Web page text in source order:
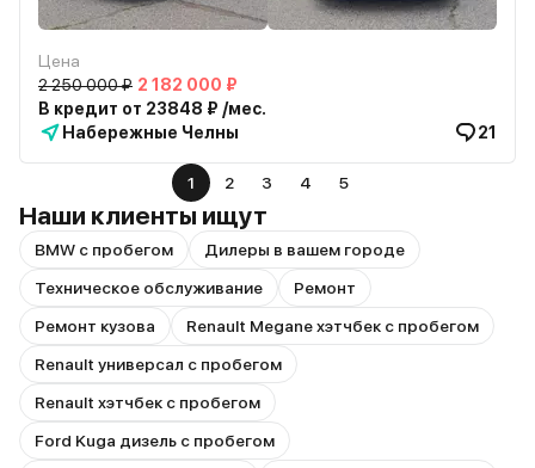
Цена
2 250 000 ₽ 2 182 000 ₽
В кредит от 23848 ₽ /мес.
Набережные Челны
21
1 2 3 4 5
Наши клиенты ищут
BMW с пробегом
Дилеры в вашем городе
Техническое обслуживание
Ремонт
Ремонт кузова
Renault Megane хэтчбек с пробегом
Renault универсал с пробегом
Renault хэтчбек с пробегом
Ford Kuga дизель с пробегом